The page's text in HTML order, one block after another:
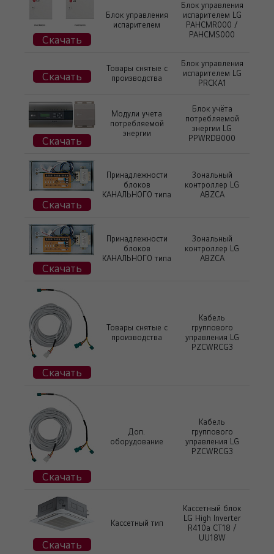
Скачать
Блок управления
испарителем
Блок управления
испарителем LG
PAHCMR000 /
PAHCMS000
Скачать
Товары снятые с
производства
Блок управления
испарителем LG
PRCKA1
Скачать
Модули учета
потребляемой
энергии
Блок учёта
потребляемой
энергии LG
PPWRDB000
Скачать
Принадлежности
блоков
КАНАЛЬНОГО типа
Зональный
контроллер LG
ABZCA
Скачать
Принадлежности
блоков
КАНАЛЬНОГО типа
Зональный
контроллер LG
ABZCA
Скачать
Товары снятые с
производства
Кабель
группового
управления LG
PZCWRCG3
Скачать
Доп.
оборудование
Кабель
группового
управления LG
PZCWRCG3
Скачать
Кассетный тип
Кассетный блок
LG High Inverter
R410a CT18 /
UU18W